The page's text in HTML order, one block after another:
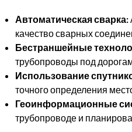
Автоматическая сварка:
качество сварных
Бестраншейные
трубопроводы под
Использование
точного определения
Геоинформационные
трубопроводе и